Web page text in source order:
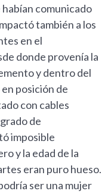
comunicado
también a los
en el
donde provenía la
y dentro del
posición de
con cables
de
imposible
y la edad de la
eran puro hueso.
ser una mujer